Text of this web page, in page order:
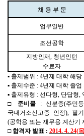
채 용 부 문
업무일반
조선공학
지방인재, 청년인턴
수료자
▪ 출제범위 : 4년제 대학 해
▪ 출제수준 : 4년제 대학 졸업
▪ 출제유형 : 선다형, 단답형,
□준비물 : 신분증(주민
국내거소신고증 인정), 필
(공학용 또는 재무용 계산기
□ 합격자 발표 : 2014. 4. 24(목